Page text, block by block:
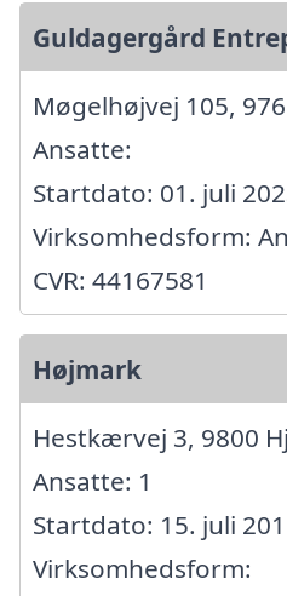
Guldagergård
Møgelhøjvej 105,
Ansatte:
Startdato: 01. juli
Virksomhedsform:
CVR: 44167581
Højmark
Hestkærvej 3, 9800
Ansatte: 1
Startdato: 15. juli
Virksomhedsform: